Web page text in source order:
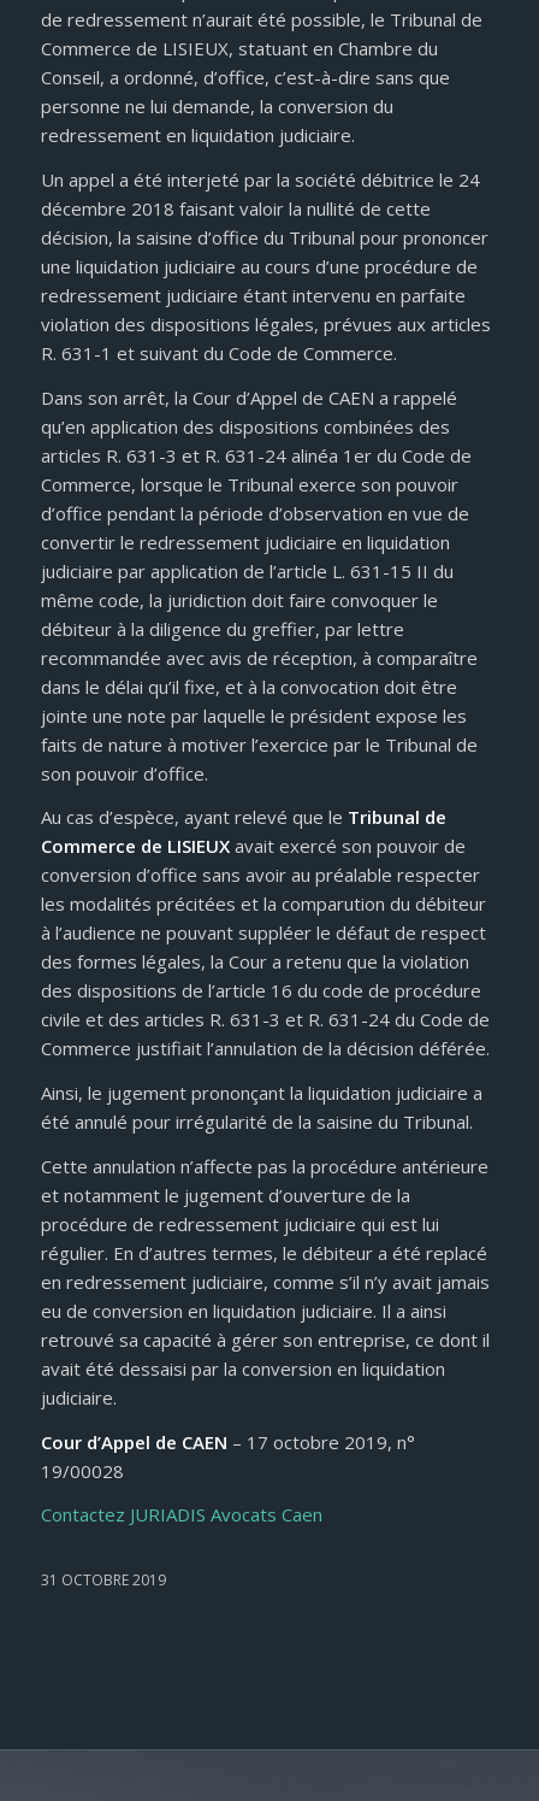
de redressement n’aurait été possible, le Tribunal de
Commerce de LISIEUX, statuant en Chambre du
Conseil, a ordonné, d’office, c’est-à-dire sans que
personne ne lui demande, la conversion du
redressement en liquidation judiciaire.
Un appel a été interjeté par la société débitrice le 24
décembre 2018 faisant valoir la nullité de cette
décision, la saisine d’office du Tribunal pour prononcer
une liquidation judiciaire au cours d’une procédure de
redressement judiciaire étant intervenu en parfaite
violation des dispositions légales, prévues aux articles
R. 631-1 et suivant du Code de Commerce.
Dans son arrêt, la Cour d’Appel de CAEN a rappelé
qu’en application des dispositions combinées des
articles R. 631-3 et R. 631-24 alinéa 1er du Code de
Commerce, lorsque le Tribunal exerce son pouvoir
d’office pendant la période d’observation en vue de
convertir le redressement judiciaire en liquidation
judiciaire par application de l’article L. 631-15 II du
même code, la juridiction doit faire convoquer le
débiteur à la diligence du greffier, par lettre
recommandée avec avis de réception, à comparaître
dans le délai qu’il fixe, et à la convocation doit être
jointe une note par laquelle le président expose les
faits de nature à motiver l’exercice par le Tribunal de
son pouvoir d’office.
Au cas d’espèce, ayant relevé que le Tribunal de
Commerce de LISIEUXavait exercé son pouvoir de
conversion d’office sans avoir au préalable respecter
les modalités précitées et la comparution du débiteur
à l’audience ne pouvant suppléer le défaut de respect
des formes légales, la Cour a retenu que la violation
des dispositions de l’article 16 du code de procédure
civile et des articles R. 631-3 et R. 631-24 du Code de
Commerce justifiait l’annulation de la décision déférée.
Ainsi, le jugement prononçant la liquidation judiciaire a
été annulé pour irrégularité de la saisine du Tribunal.
Cette annulation n’affecte pas la procédure antérieure
et notamment le jugement d’ouverture de la
procédure de redressement judiciaire qui est lui
régulier. En d’autres termes, le débiteur a été replacé
en redressement judiciaire, comme s’il n’y avait jamais
eu de conversion en liquidation judiciaire. Il a ainsi
retrouvé sa capacité à gérer son entreprise, ce dont il
avait été dessaisi par la conversion en liquidation
judiciaire.
Cour d’Appel de CAEN – 17 octobre 2019, n°
19/00028
Contactez JURIADIS Avocats Caen
31 OCTOBRE 2019